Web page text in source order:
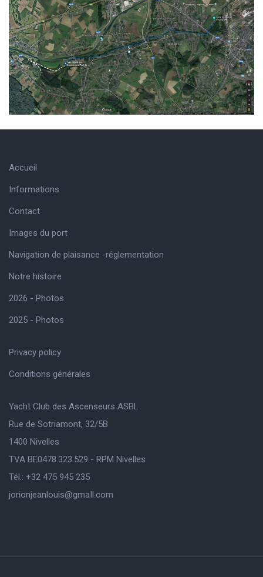
Accueil
Informations
Contact
Images du port
Navigation de plaisance -réglementation
Notre histoire
2026 - Photos
2025 - Photos
Privacy policy
Conditions générales
Yacht Club des Ascenseurs ASBL
Rue de Sotriamont, 32/5B
1400 Nivelles
TVA BE0478.323.529 - RPM Nivelles
Tél.: +32 475 945 235
jorionjeanlouis@gmaIl.com